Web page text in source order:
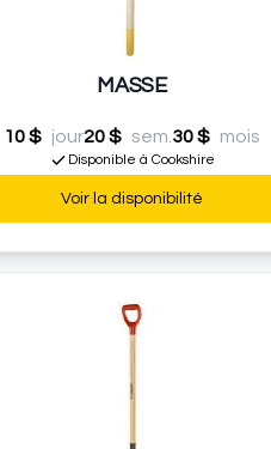
MASSE
10 $ jour20 $ sem. 30 $ mois
Disponible à Cookshire
Voir la disponibilité